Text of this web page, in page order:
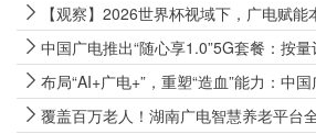
【观察】2026世界杯视域下，广电赋
中国广电推出“随心享1.0”5G套餐：按
布局“AI+广电+”，重塑“造血”能力：中国广电山东公司年
覆盖百万老人！湖南广电智慧养老平台